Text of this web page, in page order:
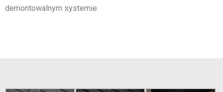
demontowalnym systemie.